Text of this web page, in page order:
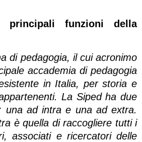
funzioni della
di pedagogia, il cui acronimo
accademia di pedagogia
in Italia, per storia e
La Siped ha due
una ad intra e una ad extra.
è quella di raccogliere tutti i
associati e ricercatori delle